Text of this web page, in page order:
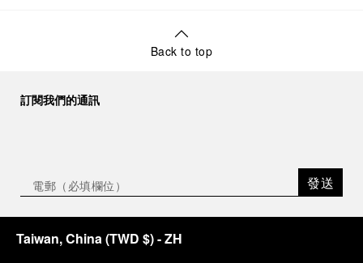
Back to top
訂閱我們的通訊
發送
Taiwan, China(TWD $)- ZH